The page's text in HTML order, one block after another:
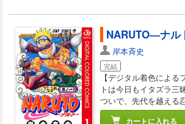
NARUTO―ナル
岸本斉史
完結
【デジタル着色によ
トは今日もイタズラ
ついで、先代を越える
カートに入れる